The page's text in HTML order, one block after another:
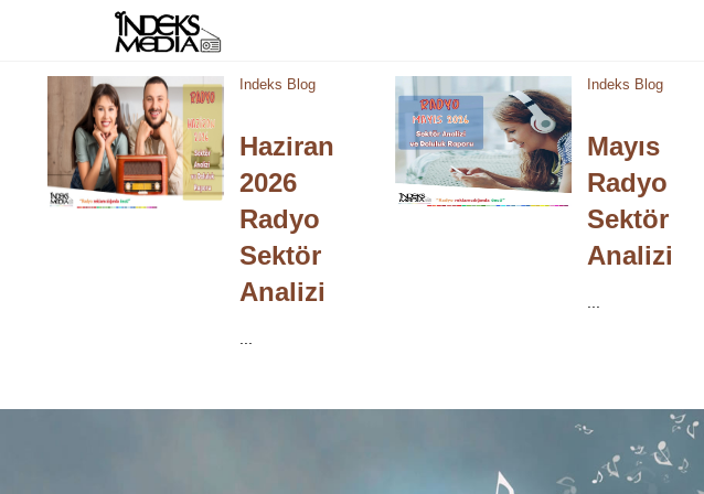
Indeks Blog
Haziran
2026
Radyo
Sektör
Analizi
Indeks Blog
Mayıs
Radyo
Sektör
Analizi